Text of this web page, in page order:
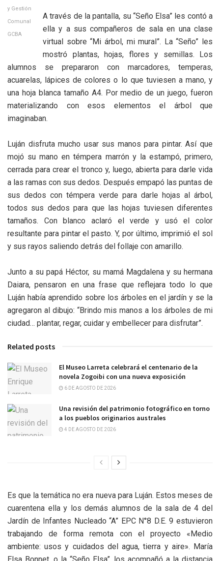
y Gestión
Comunal
GCBA
A través de la pantalla, su “Seño Elsa” les contó a
ella y a sus compañeros de sala en una clase
virtual sobre “Mi árbol, mi mural”. La “Seño” les
mostró plantas, hojas, flores y semillas. Los
alumnos se prepararon con marcadores, temperas,
acuarelas, lápices de colores o lo que tuviesen a mano, y
una hoja blanca tamaño A4. Por medio de un juego, fueron
materializando con esos elementos el árbol que
imaginaban.
Luján disfruta mucho usar sus manos para pintar. Así que
mojó su mano en témpera marrón y la estampó, primero,
cerrada para crear el tronco y, luego, abierta para darle vida
a las ramas con sus dedos. Después empapó las puntas de
sus dedos con témpera verde para darle hojas al árbol,
todos sus dedos para que las hojas tuviesen diferentes
tamaños. Con blanco aclaró el verde y usó el color
resultante para pintar el pasto. Y, por último, imprimió el sol
y sus rayos saliendo detrás del follaje con amarillo.
Junto a su papá Héctor, su mamá Magdalena y su hermana
Daiara, pensaron en una frase que reflejara todo lo que
Luján había aprendido sobre los árboles en el jardín y se la
agregaron al dibujo: “Brindo mis manos a los árboles de mi
ciudad… plantar, regar, cuidar y embellecer para disfrutar”.
Related posts
El Museo Larreta celebrará el centenario de la
novela Zogoibi con una nueva exposición
6 DE AGOSTO DE 2026
Una revisión del patrimonio fotográfico en torno
a los pueblos originarios australes
4 DE AGOSTO DE 2026
Es que la temática no era nueva para Luján. Estos meses de
cuarentena ella y los demás alumnos de la sala de 4 del
Jardín de Infantes Nucleado “A” EPC N°8 D.E. 9 estuvieron
trabajando de forma remota con el proyecto «Medio
ambiente: usos y cuidados del agua, tierra y aire». María